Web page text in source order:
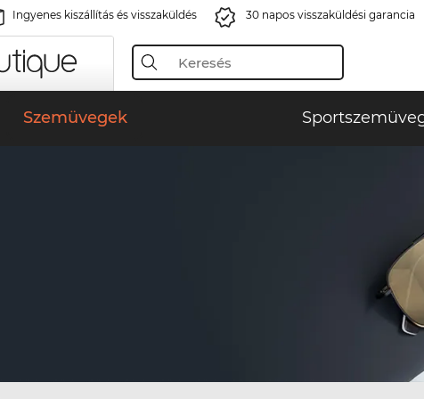
Ingyenes kiszállítás és visszaküldés 30 napos visszaküldési garancia
Szemüvegek